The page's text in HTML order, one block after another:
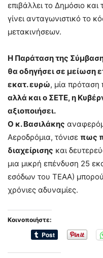
επιβάλλει το Δημόσιο
γίνει ανταγωνιστικό το
μετακινήσεων.
Η Παράταση της
θα οδηγήσει σε μείωση
εκατ. ευρώ, μία πρόταση
αλλά και ο ΣΕΤΕ, η
αξιοποιήσει.
Ο κ. Βασιλάκης
Αεροδρόμια, τόνισε πως
διαχείρισης και
μια μικρή επένδυση 25
εσόδων του ΤΕΑΑ)
χρόνιες αδυναμίες.
Κοινοποιήστε: